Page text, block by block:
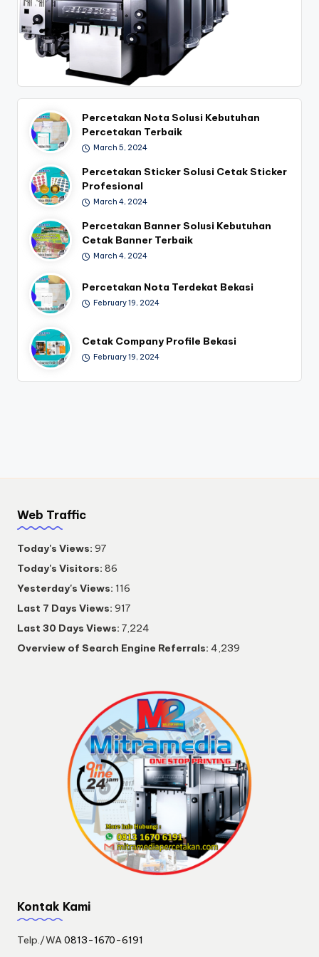
Percetakan Nota Solusi Kebutuhan
Percetakan Terbaik
March 5, 2024
Percetakan Sticker Solusi Cetak Sticker
Profesional
March 4, 2024
Percetakan Banner Solusi Kebutuhan
Cetak Banner Terbaik
March 4, 2024
Percetakan Nota Terdekat Bekasi
February 19, 2024
Cetak Company Profile Bekasi
February 19, 2024
Web Traffic
Today's Views: 97
Today's Visitors: 86
Yesterday's Views: 116
Last 7 Days Views: 917
Last 30 Days Views: 7,224
Overview of Search Engine Referrals: 4,239
Kontak Kami
Telp./WA0813-1670-6191